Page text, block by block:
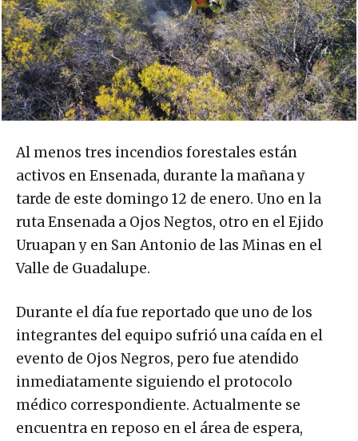
Al menos tres incendios forestales están
activos en Ensenada, durante la mañana y
tarde de este domingo 12 de enero. Uno en la
ruta Ensenada a Ojos Negtos, otro en el Ejido
Uruapan y en San Antonio de las Minas en el
Valle de Guadalupe.
Durante el día fue reportado que uno de los
integrantes del equipo sufrió una caída en el
evento de Ojos Negros, pero fue atendido
inmediatamente siguiendo el protocolo
médico correspondiente. Actualmente se
encuentra en reposo en el área de espera,